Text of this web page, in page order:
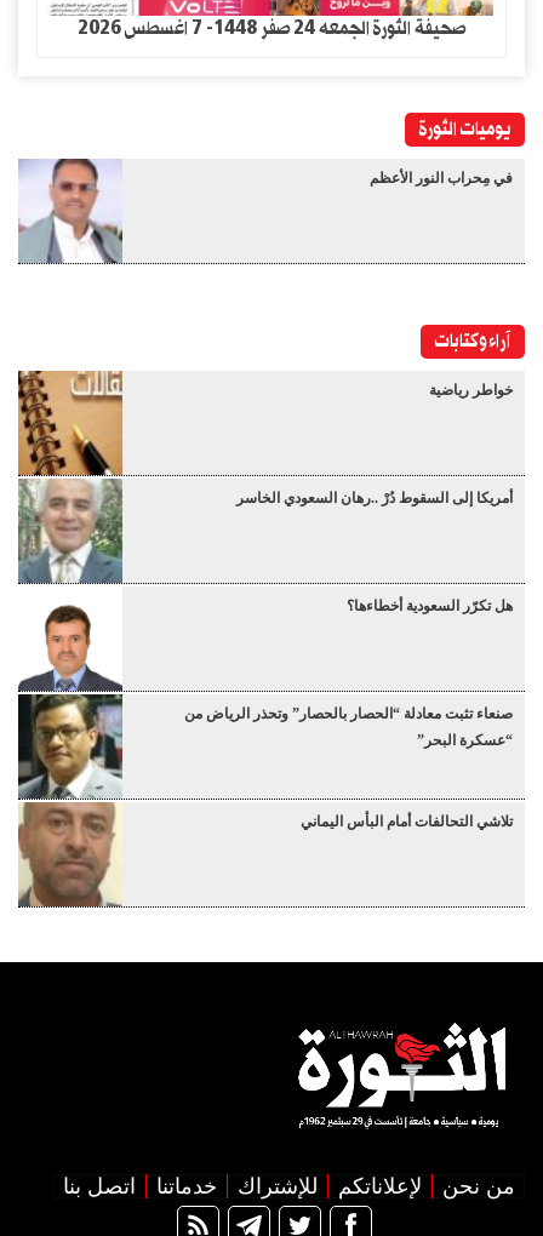
صحيفة الثورة الجمعه 24 صفر 1448- 7 اغسطس 2026
يوميات الثورة
في مِحراب النور الأعظم
آراء وكتابات
خواطر رياضية
أمريكا إلى السقوط دُرْ ..رهان السعودي الخاسر
هل تكرّر السعودية أخطاءها؟
صنعاء تثبت معادلة “الحصار بالحصار” وتحذر الرياض من
“عسكرة البحر”
تلاشي التحالفات أمام البأس اليماني
من نحن لإعلاناتكم للإشتراك خدماتنا اتصل بنا